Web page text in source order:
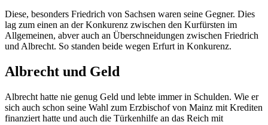
Diese, besonders Friedrich von Sachsen waren seine Gegner. Dies
lag zum einen an der Konkurenz zwischen den Kurfürsten im
Allgemeinen, abver auch an Überschneidungen zwischen Friedrich
und Albrecht. So standen beide wegen Erfurt in Konkurenz.
Albrecht und Geld
Albrecht hatte nie genug Geld und lebte immer in Schulden. Wie er
sich auch schon seine Wahl zum Erzbischof von Mainz mit Krediten
finanziert hatte und auch die Türkenhilfe an das Reich mit